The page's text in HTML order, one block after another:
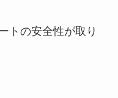
トの安全性が取り